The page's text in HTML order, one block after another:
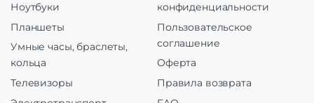
Ноутбуки
Планшеты
Умные часы, браслеты,
кольца
Телевизоры
конфиденциальности
Пользовательское
соглашение
Оферта
Правила возврата